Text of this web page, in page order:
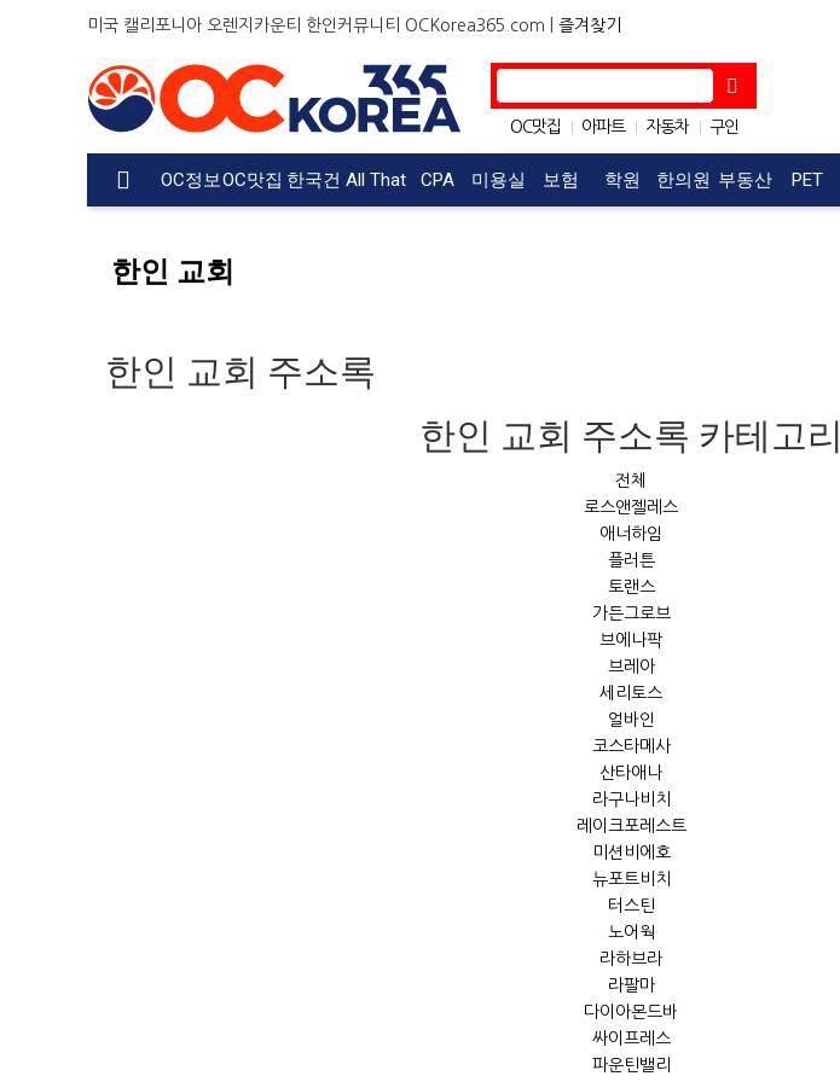
미국 캘리포니아 오렌지카운티 한인커뮤니티 OCKorea365.com | 즐겨찾기
OC맛집 아파트 자동차 구인
| 한식 | 구직
OC정보OC맛집 한국건 All That CPA 미용실 보험 학원 한의원 부동산 PET
한인 교회
한인 교회 주소록
한인 교회 주소록 카테고리
전체
로스앤젤레스
애너하임
플러튼
토랜스
가든그로브
브에나팍
브레아
세리토스
얼바인
코스타메사
산타애나
라구나비치
레이크포레스트
미션비에호
뉴포트비치
터스틴
노어웍
라하브라
라팔마
다이아몬드바
싸이프레스
파운틴밸리